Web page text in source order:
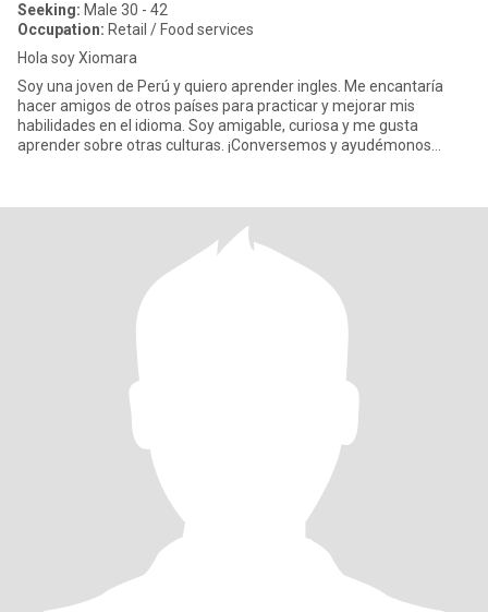
Seeking: Male 30 - 42
Occupation: Retail / Food services
Hola soy Xiomara
Soy una joven de Perú y quiero aprender ingles. Me encantaría
hacer amigos de otros países para practicar y mejorar mis
habilidades en el idioma. Soy amigable, curiosa y me gusta
aprender sobre otras culturas. ¡Conversemos y ayudémonos